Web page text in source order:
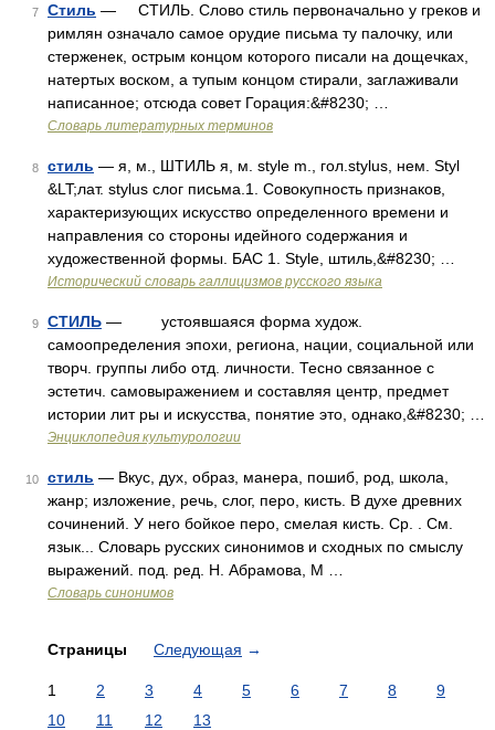
7 Стиль — СТИЛЬ. Слово стиль первоначально у греков и
римлян означало самое орудие письма ту палочку, или
стерженек, острым концом которого писали на дощечках,
натертых воском, а тупым концом стирали, заглаживали
написанное; отсюда совет Горация:&#8230; …
Словарь литературных терминов
8 стиль — я, м., ШТИЛЬ я, м. style m., гол.stylus, нем. Styl
&LT;лат. stylus слог письма.1. Совокупность признаков,
характеризующих искусство определенного времени и
направления со стороны идейного содержания и
художественной формы. БАС 1. Style, штиль,&#8230; …
Исторический словарь галлицизмов русского языка
9 СТИЛЬ — устоявшаяся форма худож.
самоопределения эпохи, региона, нации, социальной или
творч. группы либо отд. личности. Тесно связанное с
эстетич. самовыражением и составляя центр, предмет
истории лит ры и искусства, понятие это, однако,&#8230; …
Энциклопедия культурологии
10 стиль — Вкус, дух, образ, манера, пошиб, род, школа,
жанр; изложение, речь, слог, перо, кисть. В духе древних
сочинений. У него бойкое перо, смелая кисть. Ср. . См.
язык... Словарь русских синонимов и сходных по смыслу
выражений. под. ред. Н. Абрамова, М …
Словарь синонимов
Страницы Следующая →
1 2 3 4 5 6 7 8
9
10
11 12 13